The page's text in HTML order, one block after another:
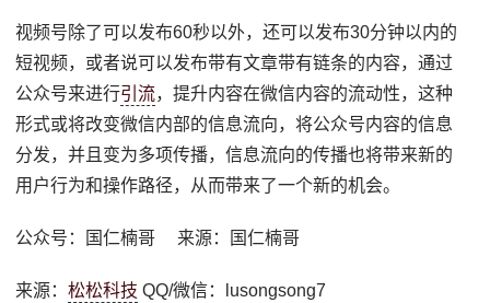
视频号除了可以发布60秒以外，还可以发布30分钟以内的
短视频，或者说可以发布带有文章带有链条的内容，通过
公众号来进行引流，提升内容在微信内容的流动性，这种
形式或将改变微信内部的信息流向，将公众号内容的信息
分发，并且变为多项传播，信息流向的传播也将带来新的
用户行为和操作路径，从而带来了一个新的机会。
公众号：国仁楠哥 来源：国仁楠哥
来源：松松科技 QQ/微信：lusongsong7